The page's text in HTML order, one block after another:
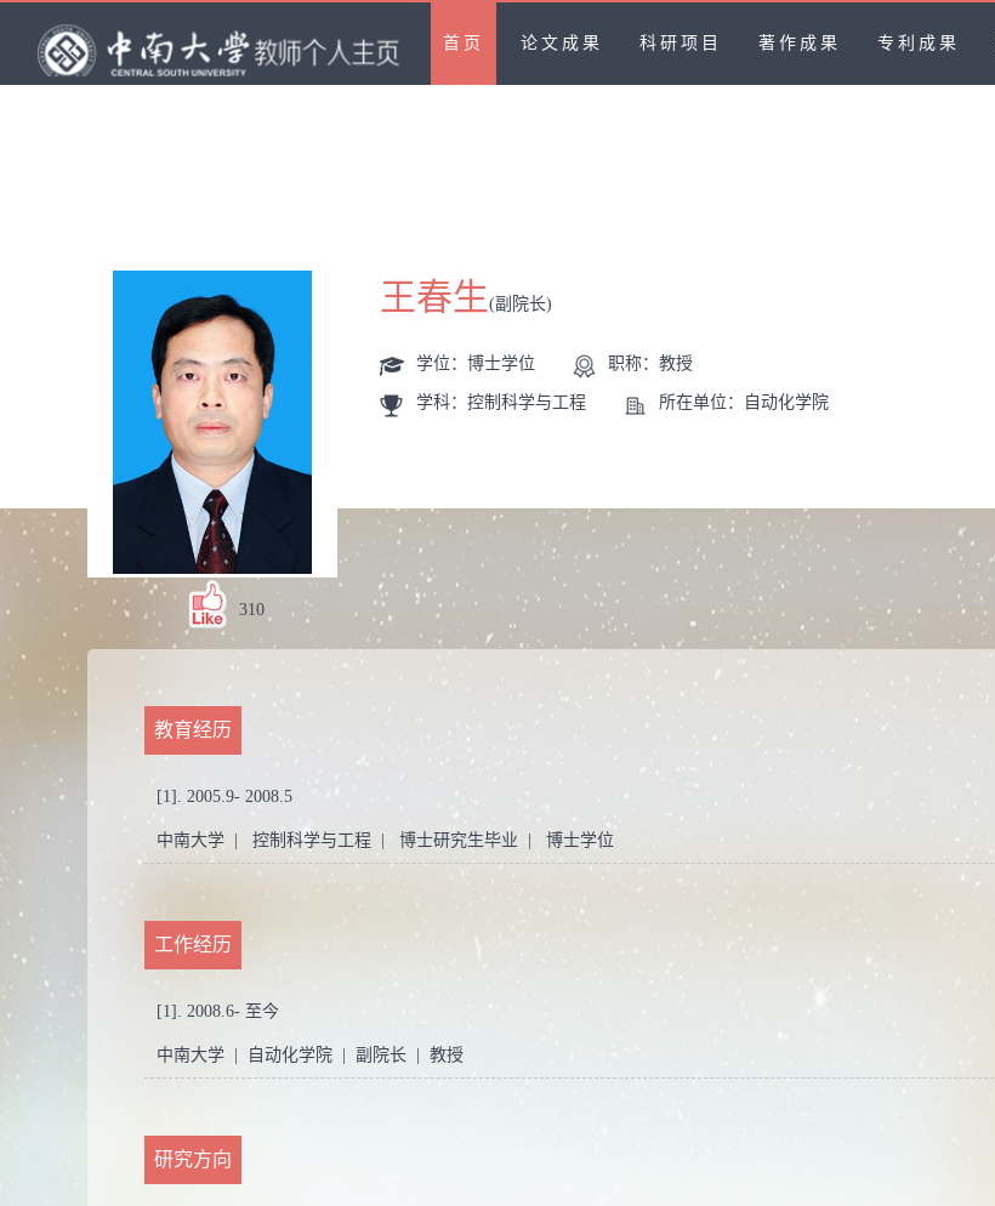
首页 论文成果 科研项目 著作成果 专利成果
310
王春生 (副院长)
学位：博士学位 职称：教授
学科：控制科学与工程 所在单位：自动化学院
教育经历
[1]. 2005.9- 2008.5
中南大学 | 控制科学与工程 | 博士研究生毕业 | 博士学位
工作经历
[1]. 2008.6- 至今
中南大学 | 自动化学院 | 副院长 | 教授
研究方向